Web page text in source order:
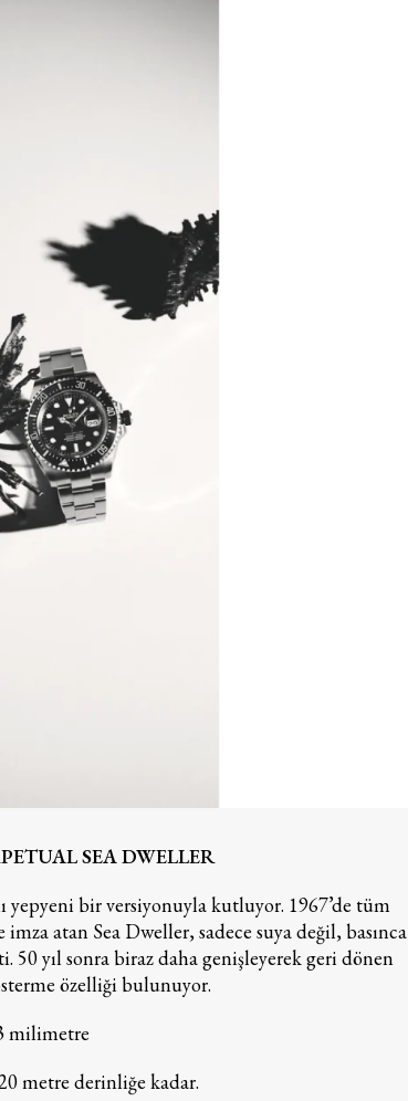
SEA DWELLER
yepyeni bir versiyonuyla kutluyor. 1967’de tüm
atan Sea Dweller, sadece suya değil, basınca
50 yıl sonra biraz daha genişleyerek geri dönen
özelliği bulunuyor.
milimetre
metre derinliğe kadar.